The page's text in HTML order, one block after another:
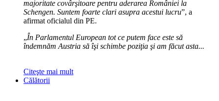
majoritate covârşitoare pentru aderarea României la
Schengen. Suntem foarte clari asupra acestui lucru”, a
afirmat oficialul din PE.
„În Parlamentul European tot ce putem face este să
îndemnăm Austria să îşi schimbe poziţia şi am făcut asta...
Citeşte mai mult
Călătorii